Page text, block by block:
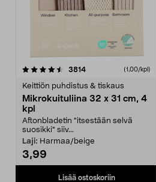
3814arvostelut (1,00/kpl)
Keittiön puhdistus & tiskaus
Mikrokuituliina 32 x 31 cm, 4
kpl
Aftonbladetin "itsestään selvä
suosikki" siiv...
Laji: Harmaa/beige
3,99
Lisää ostoskoriin
4.5viidestä